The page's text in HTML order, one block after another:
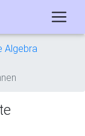
Algebra